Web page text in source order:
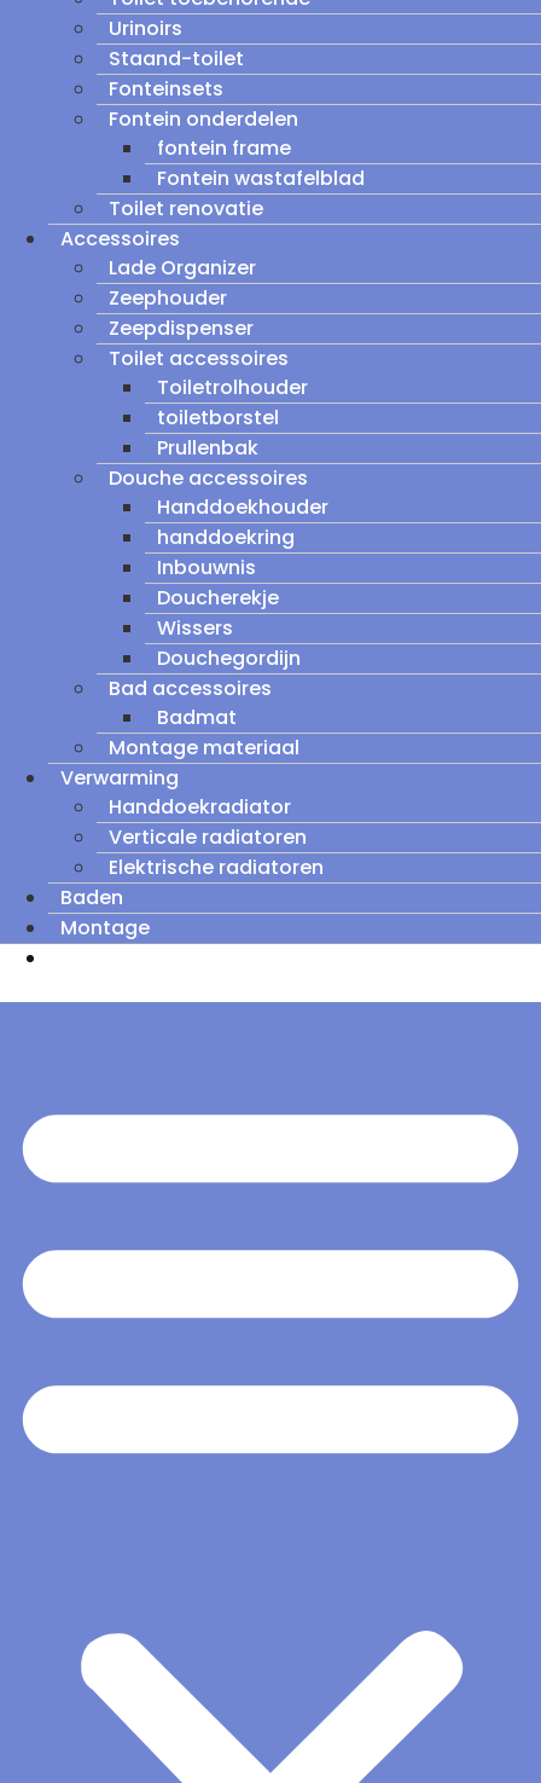
Urinoirs
Staand-toilet
Fonteinsets
Fontein onderdelen
fontein frame
Fontein wastafelblad
Toilet renovatie
Accessoires
Lade Organizer
Zeephouder
Zeepdispenser
Toilet accessoires
Toiletrolhouder
toiletborstel
Prullenbak
Douche accessoires
Handdoekhouder
handdoekring
Inbouwnis
Doucherekje
Wissers
Douchegordijn
Bad accessoires
Badmat
Montage materiaal
Verwarming
Handdoekradiator
Verticale radiatoren
Elektrische radiatoren
Baden
Montage